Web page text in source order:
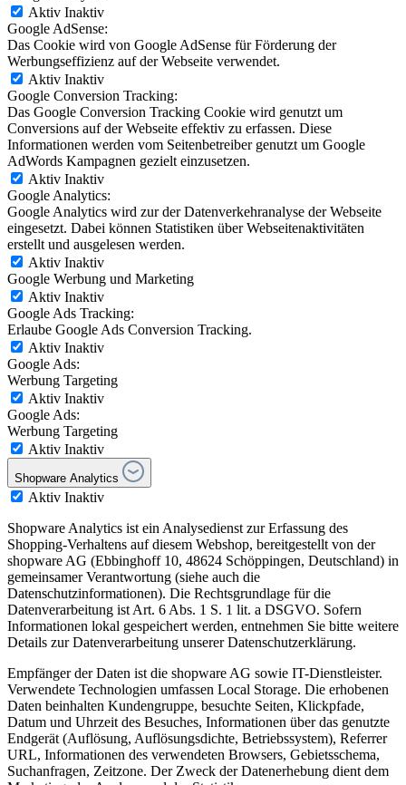
Aktiv Inaktiv
Google AdSense:
Das Cookie wird von Google AdSense für Förderung der
Werbungseffizienz auf der Webseite verwendet.
Aktiv Inaktiv
Google Conversion Tracking:
Das Google Conversion Tracking Cookie wird genutzt um
Conversions auf der Webseite effektiv zu erfassen. Diese
Informationen werden vom Seitenbetreiber genutzt um Google
AdWords Kampagnen gezielt einzusetzen.
Aktiv Inaktiv
Google Analytics:
Google Analytics wird zur der Datenverkehranalyse der Webseite
eingesetzt. Dabei können Statistiken über Webseitenaktivitäten
erstellt und ausgelesen werden.
Aktiv Inaktiv
Google Werbung und Marketing
Aktiv Inaktiv
Google Ads Tracking:
Erlaube Google Ads Conversion Tracking.
Aktiv Inaktiv
Google Ads:
Werbung Targeting
Aktiv Inaktiv
Google Ads:
Werbung Targeting
Aktiv Inaktiv
Shopware Analytics
Aktiv Inaktiv
Shopware Analytics ist ein Analysedienst zur Erfassung des
Shopping-Verhaltens auf diesem Webshop, bereitgestellt von der
shopware AG (Ebbinghoff 10, 48624 Schöppingen, Deutschland) in
gemeinsamer Verantwortung (siehe auch die
Datenschutzinformationen). Die Rechtsgrundlage für die
Datenverarbeitung ist Art. 6 Abs. 1 S. 1 lit. a DSGVO. Sofern
Informationen lokal gespeichert werden, entnehmen Sie bitte weitere
Details zur Datenverarbeitung unserer Datenschutzerklärung.
Empfänger der Daten ist die shopware AG sowie IT-Dienstleister.
Verwendete Technologien umfassen Local Storage. Die erhobenen
Daten beinhalten Kundengruppe, besuchte Seiten, Klickpfade,
Datum und Uhrzeit des Besuches, Informationen über das genutzte
Endgerät (Auflösung, Auflösungsdichte, Betriebssystem), Referrer
URL, Informationen des verwendeten Browsers, Gebietsschema,
Suchanfragen, Zeitzone. Der Zweck der Datenerhebung dient dem